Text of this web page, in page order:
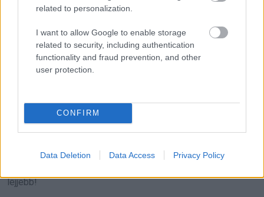
related to personalization.
I want to allow Google to enable storage
related to security, including authentication
functionality and fraud prevention, and other
user protection.
CONFIRM
Data Deletion Data Access Privacy Policy
szenvedély és a kalandvágya kerül előtérbe. Ez remek
kapcsolataikat vagy új szerelmeket találjanak. A
spontaneitás és az őszinte kommunikáció most nagy
szerepet játszik.
egyensúlyt a munka és a pihenés között. A testi és lelki
egészség fenntartása érdekében fontos a rendszeres
mozgás és a természetben töltött idő. Hét év szerencse
lejjebb!